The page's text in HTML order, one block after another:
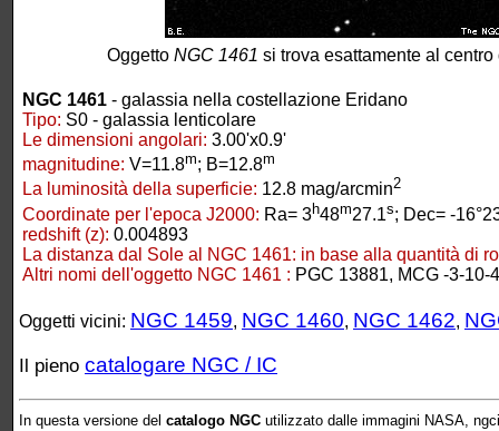
Oggetto NGC 1461 si trova esattamente al
NGC 1461 - galassia nella costellazione Eridano
Tipo: S0 - galassia lenticolare
Le dimensioni angolari: 3.00'x0.9'
magnitudine: V=11.8m; B=12.8m
La luminosità della superficie: 12.8 mag/arcmin2
Coordinate per l'epoca J2000: Ra= 3h48m27.1s; Dec= -
redshift (z): 0.004893
La distanza dal Sole al NGC 1461: in base alla quantità di
Altri nomi dell'oggetto NGC 1461 : PGC 13881, MCG -3-10-
Oggetti vicini: NGC 1459, NGC 1460, NGC 1462,
Il pieno catalogare NGC / IC
In questa versione del catalogo NGC utilizzato dalle immagini NASA,